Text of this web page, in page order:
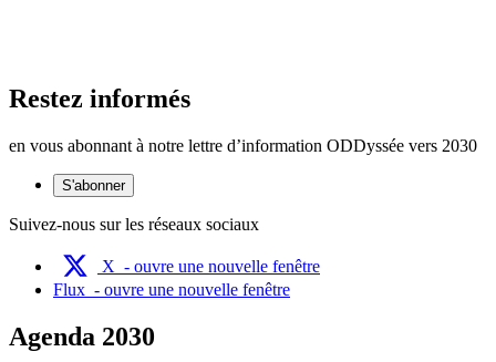
Restez informés
en vous abonnant à notre lettre d’information ODDyssée vers 2030
S'abonner
Suivez-nous sur les réseaux sociaux
X - ouvre une nouvelle fenêtre
Flux - ouvre une nouvelle fenêtre
Agenda 2030